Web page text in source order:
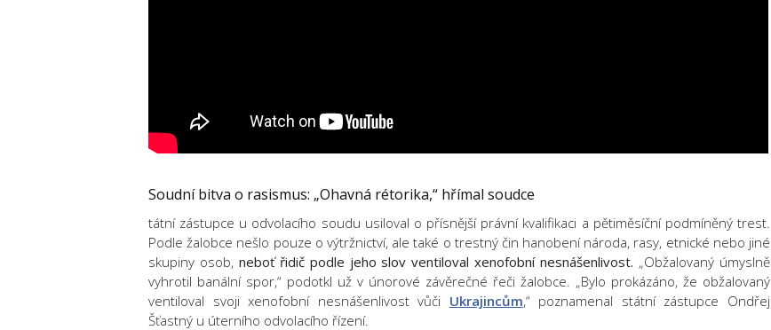
Soudní bitva o rasismus: „Ohavná rétorika,“ hřímal soudce
tátní zástupce u odvolacího soudu usiloval o přísnější právní kvalifikaci a pětiměsíční podmíněný trest.
Podle žalobce nešlo pouze o výtržnictví, ale také o trestný čin hanobení národa, rasy, etnické nebo jiné
skupiny osob, neboť řidič podle jeho slov ventiloval xenofobní nesnášenlivost. „Obžalovaný úmyslně
vyhrotil banální spor,“ podotkl už v únorové závěrečné řeči žalobce. „Bylo prokázáno, že obžalovaný
ventiloval svoji xenofobní nesnášenlivost vůči Ukrajincům,“ poznamenal státní zástupce Ondřej
Šťastný u úterního odvolacího řízení.